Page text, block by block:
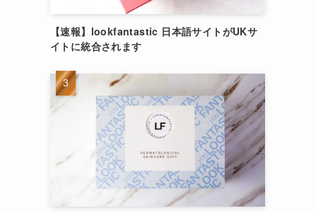
【速報】lookfantastic 日本語サイトがUKサ
イトに統合されます